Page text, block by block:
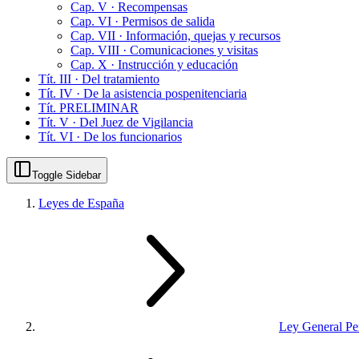
Cap. V · Recompensas
Cap. VI · Permisos de salida
Cap. VII · Información, quejas y recursos
Cap. VIII · Comunicaciones y visitas
Cap. X · Instrucción y educación
Tít. III · Del tratamiento
Tít. IV · De la asistencia pospenitenciaria
Tít. PRELIMINAR
Tít. V · Del Juez de Vigilancia
Tít. VI · De los funcionarios
Toggle Sidebar
Leyes de España
Ley General